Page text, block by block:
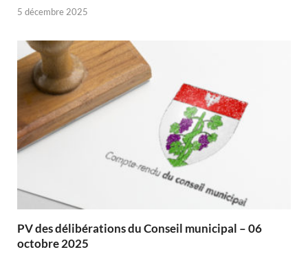
5 décembre 2025
PV des délibérations du Conseil municipal – 06
octobre 2025